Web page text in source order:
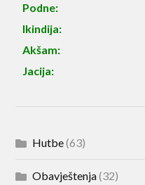
Podne:
Ikindija:
Akšam:
Jacija:
Hutbe(63)
Obavještenja(32)